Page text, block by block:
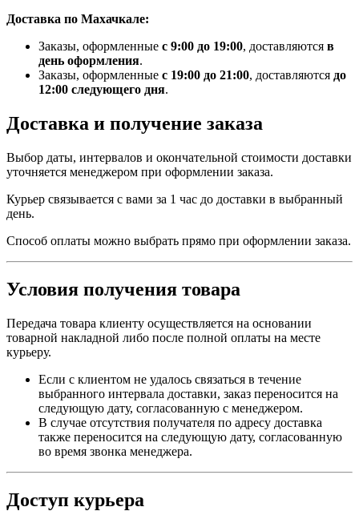
Доставка по Махачкале:
Заказы, оформленные с 9:00 до 19:00, доставляются в
день оформления.
Заказы, оформленные с 19:00 до 21:00, доставляются до
12:00 следующего дня.
Доставка и получение заказа
Выбор даты, интервалов и окончательной стоимости доставки
уточняется менеджером при оформлении заказа.
Курьер связывается с вами за 1 час до доставки в выбранный
день.
Способ оплаты можно выбрать прямо при оформлении заказа.
Условия получения товара
Передача товара клиенту осуществляется на основании
товарной накладной либо после полной оплаты на месте
курьеру.
Если с клиентом не удалось связаться в течение
выбранного интервала доставки, заказ переносится на
следующую дату, согласованную с менеджером.
В случае отсутствия получателя по адресу доставка
также переносится на следующую дату, согласованную
во время звонка менеджера.
Доступ курьера